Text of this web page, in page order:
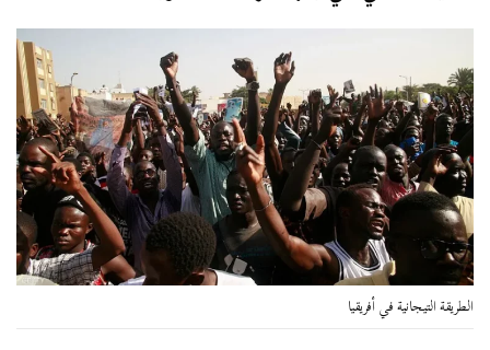
الطريقة التيجانية في أفريقيا